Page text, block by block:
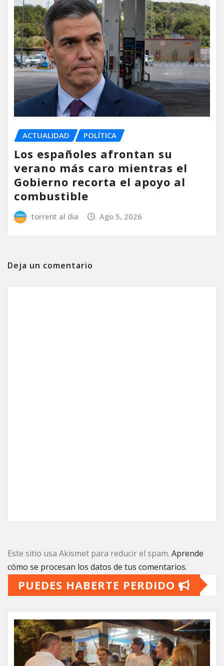
ACTUALIDAD POLÍTICA
Los españoles afrontan su
verano más caro mientras el
Gobierno recorta el apoyo al
combustible
torrent al dia Ago 5, 2026
Deja un comentario
Este sitio usa Akismet para reducir el spam. Aprende
cómo se procesan los datos de tus comentarios.
PUEDES HABERTE PERDIDO